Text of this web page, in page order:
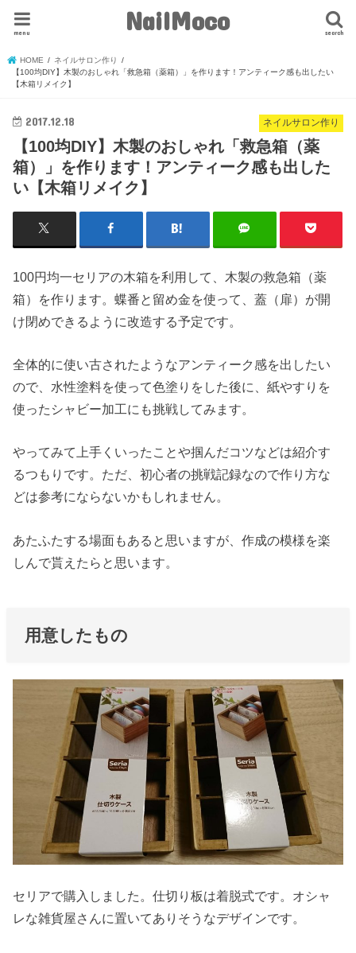
NailMoco search
menu
HOME
ネイルサロン作り
【100均DIY】木製のおしゃれ「救急箱（薬箱）」を作ります！アンティーク感も出したい
【木箱リメイク】
ネイルサロン作り
2017.12.18
【100均DIY】木製のおしゃれ「救急箱（薬
箱）」を作ります！アンティーク感も出した
い【木箱リメイク】
100円均一セリアの木箱を利用して、木製の救急箱（薬
箱）を作ります。蝶番と留め金を使って、蓋（扉）が開
け閉めできるように改造する予定です。
全体的に使い古されたようなアンティーク感を出したい
ので、水性塗料を使って色塗りをした後に、紙やすりを
使ったシャビー加工にも挑戦してみます。
やってみて上手くいったことや掴んだコツなどは紹介す
るつもりです。ただ、初心者の挑戦記録なので作り方な
どは参考にならないかもしれません。
あたふたする場面もあると思いますが、作成の模様を楽
しんで貰えたらと思います。
用意したもの
セリアで購入しました。仕切り板は着脱式です。オシャ
レな雑貨屋さんに置いてありそうなデザインです。